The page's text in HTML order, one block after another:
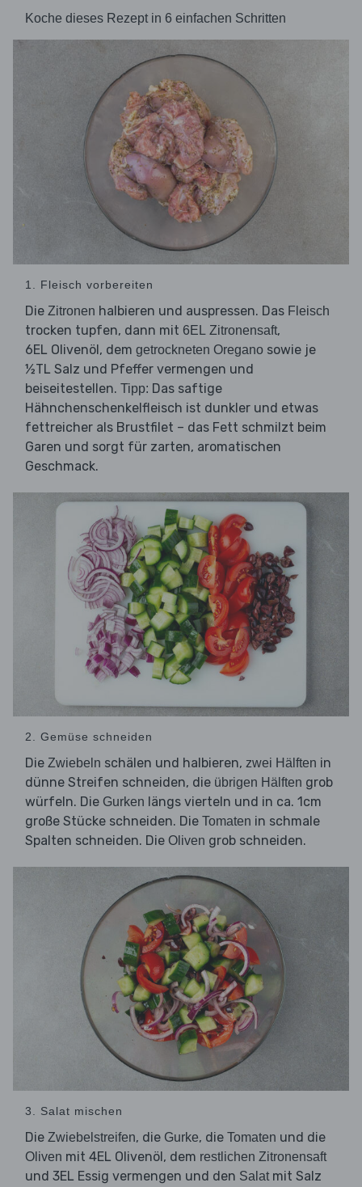
Koche dieses Rezept in 6 einfachen Schritten
1. Fleisch vorbereiten
Die Zitronen halbieren und auspressen. Das Fleisch
trocken tupfen, dann mit 6EL Zitronensaft,
6EL Olivenöl, dem getrockneten Oregano sowie je
½TL Salz und Pfeffer vermengen und
beiseitestellen. Tipp: Das saftige
Hähnchenschenkelfleisch ist dunkler und etwas
fettreicher als Brustfilet – das Fett schmilzt beim
Garen und sorgt für zarten, aromatischen
Geschmack.
2. Gemüse schneiden
Die Zwiebeln schälen und halbieren, zwei Hälften in
dünne Streifen schneiden, die übrigen Hälften grob
würfeln. Die Gurken längs vierteln und in ca. 1cm
große Stücke schneiden. Die Tomaten in schmale
Spalten schneiden. Die Oliven grob schneiden.
3. Salat mischen
Die Zwiebelstreifen, die Gurke, die Tomaten und die
Oliven mit 4EL Olivenöl, dem restlichen Zitronensaft
und 3EL Essig vermengen und den Salatmit Salz